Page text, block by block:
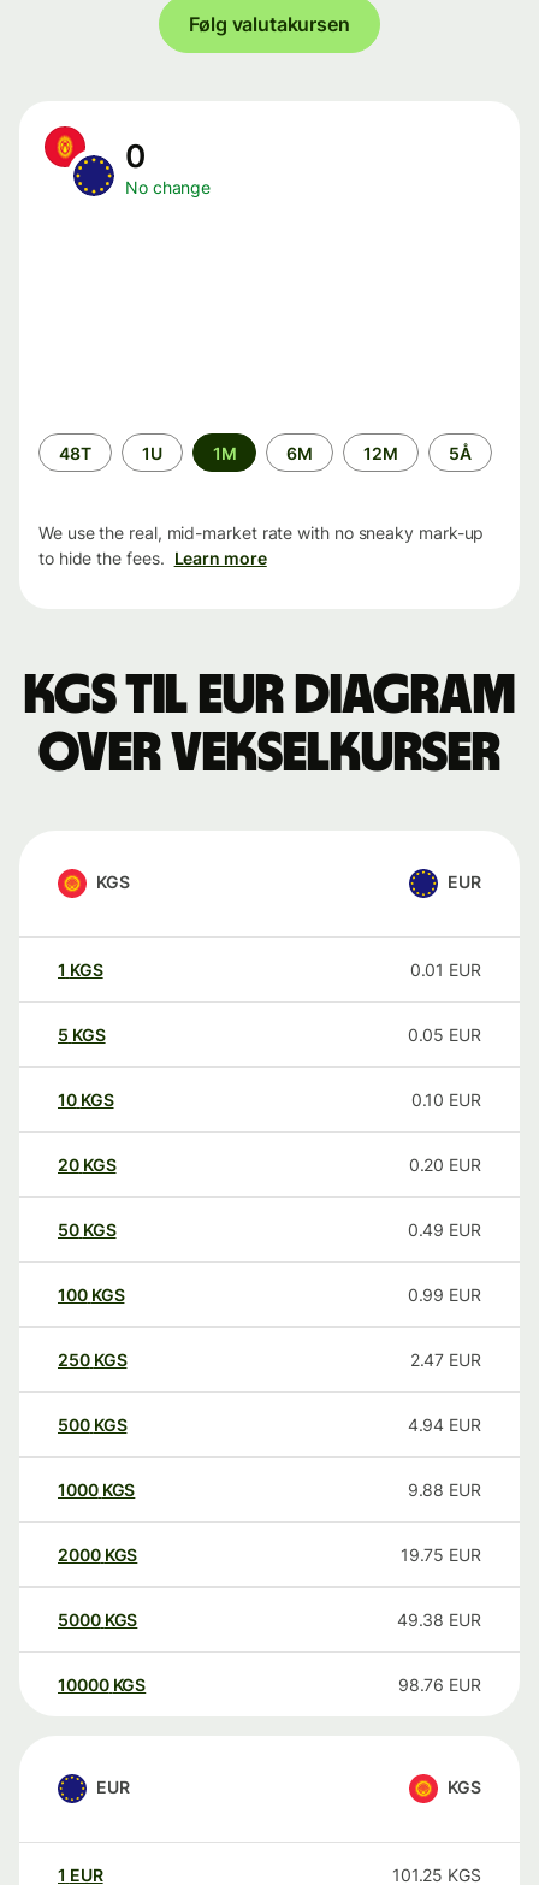
Følg valutakursen
0
No change
Time
period
48T 1U 1M 6M 12M 5Å
We use the real, mid-market rate with no sneaky mark-up
to hide the fees. Learn more
KGS til EUR Diagram
over vekselkurser
KGS EUR
1 KGS 0.01 EUR
5 KGS 0.05 EUR
10 KGS 0.10 EUR
20 KGS 0.20 EUR
50 KGS 0.49 EUR
100 KGS 0.99 EUR
250 KGS 2.47 EUR
500 KGS 4.94 EUR
1000 KGS 9.88 EUR
2000 KGS 19.75 EUR
5000 KGS 49.38 EUR
10000 KGS 98.76 EUR
EUR KGS
1 EUR 101.25 KGS